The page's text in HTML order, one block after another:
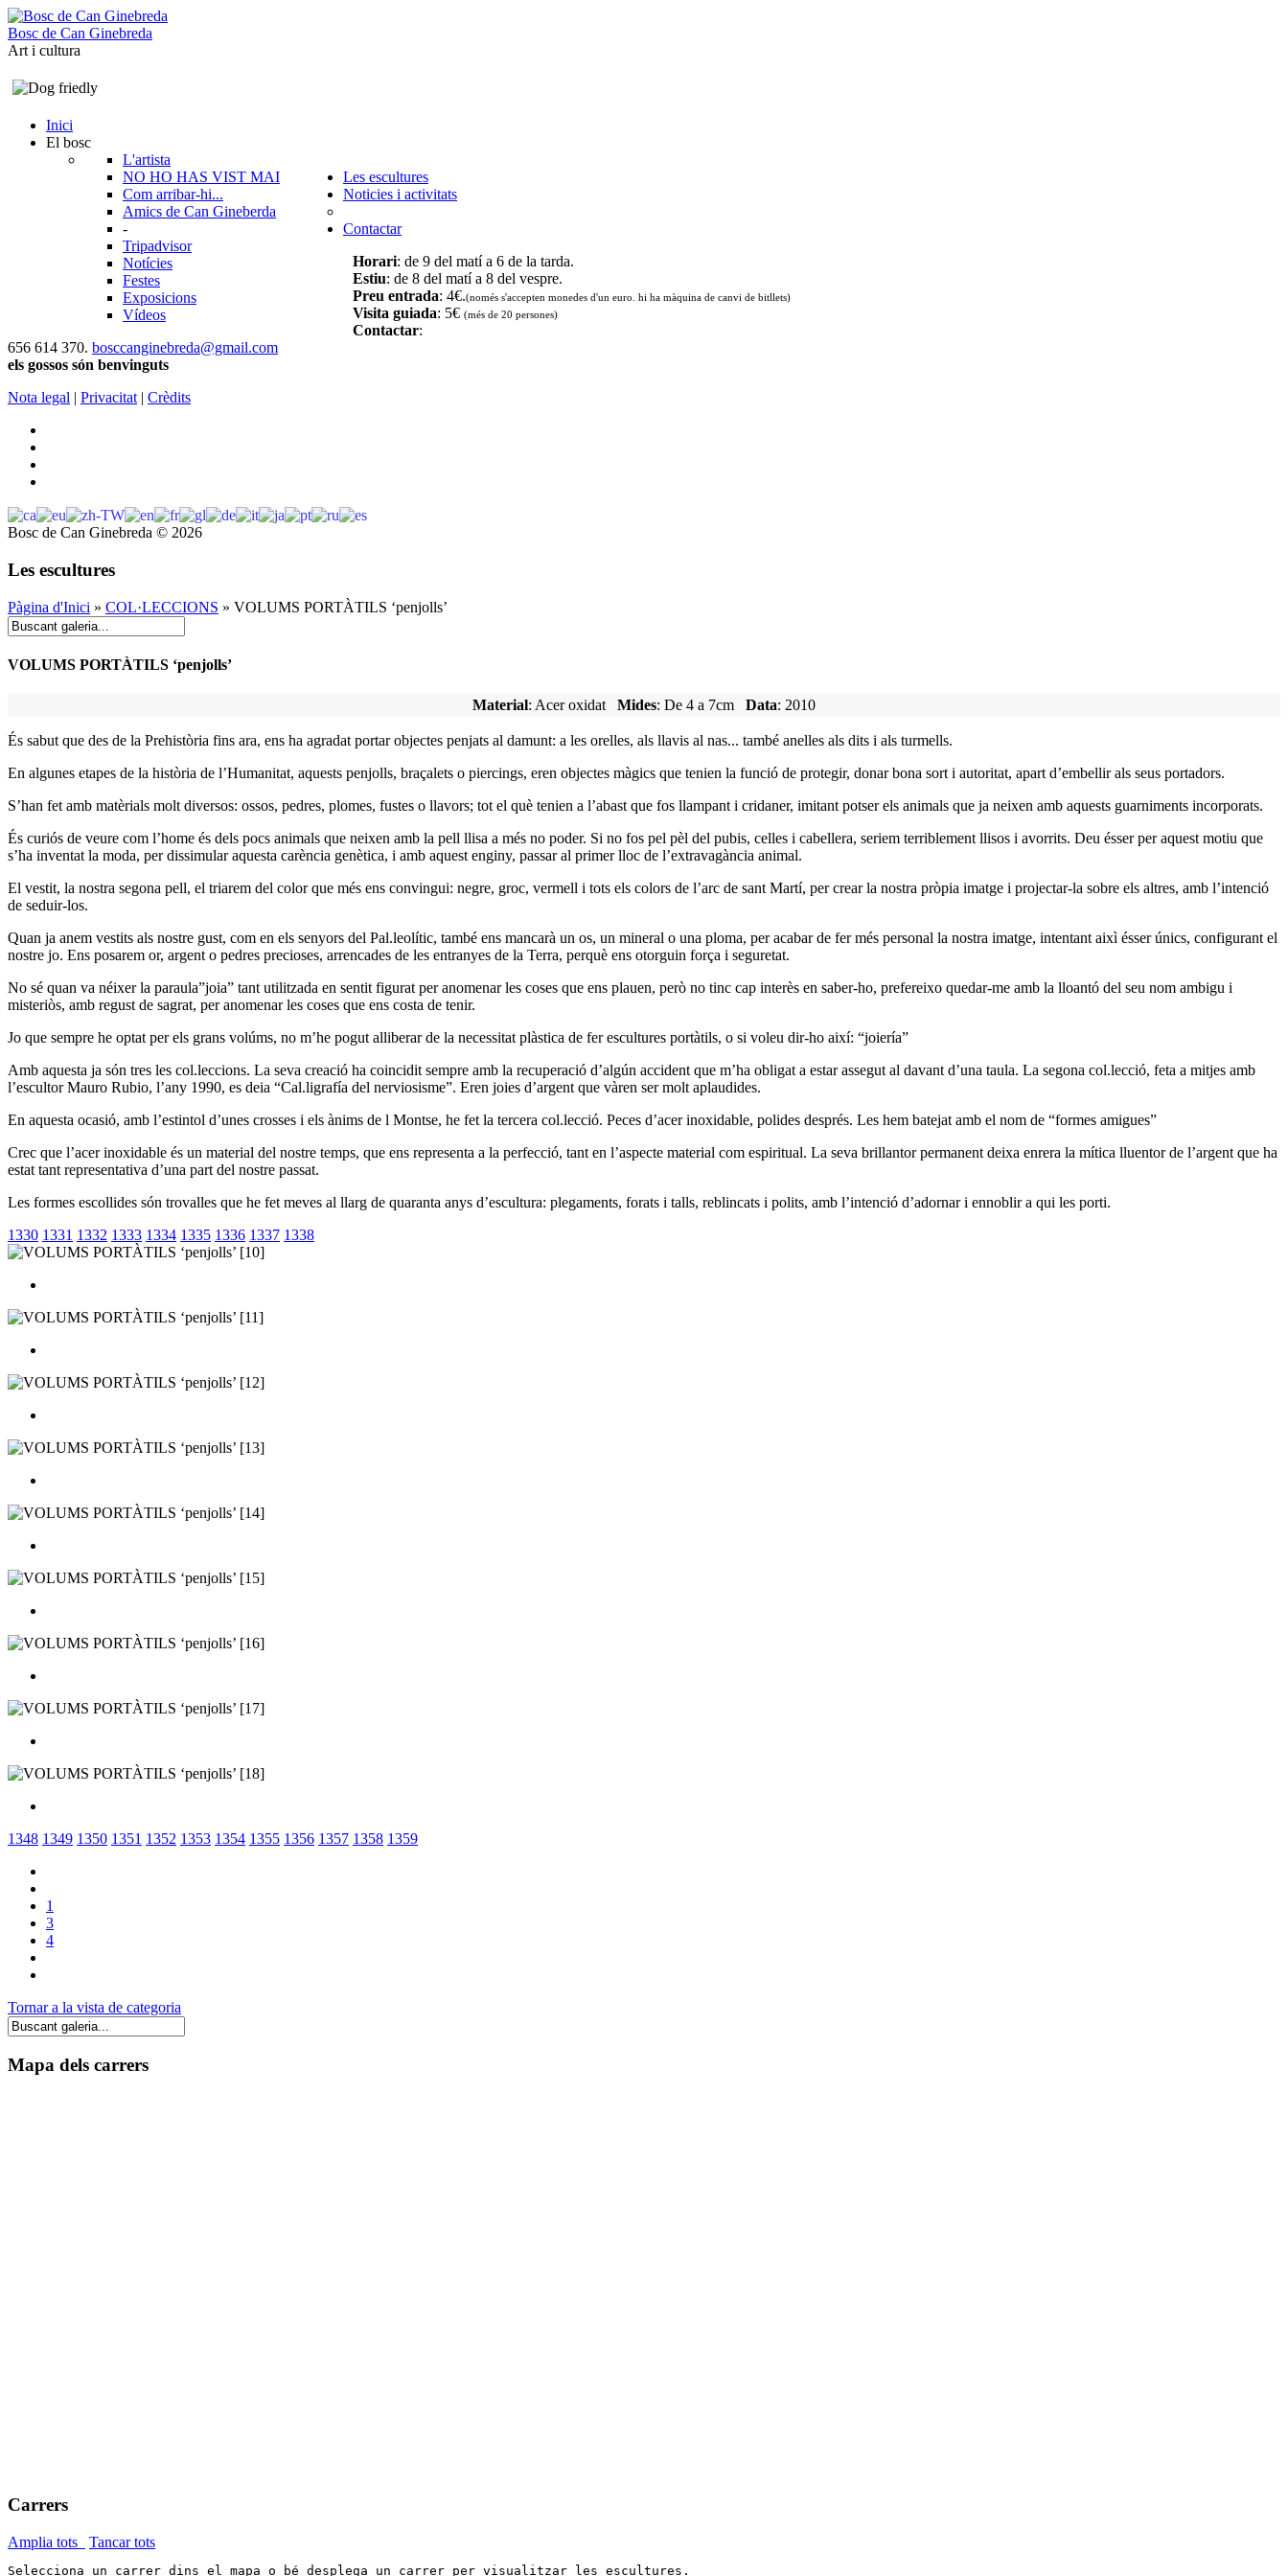
Bosc de Can Ginebreda
Art i cultura
Inici
El bosc
L'artista
NO HO HAS VIST MAI
Com arribar-hi...
Amics de Can Gineberda
-
Tripadvisor
Les escultures
Noticies i activitats
Notícies
Festes
Exposicions
Vídeos
Contactar
Horari: de 9 del matí a 6 de la tarda.
Estiu: de 8 del matí a 8 del vespre.
Preu entrada: 4€.(només s'accepten monedes d'un euro. hi ha màquina de canvi de bitllets)
Visita guiada: 5€ (més de 20 persones)
Contactar:
656 614 370. bosccanginebreda@gmail.com
els gossos són benvinguts
Nota legal | Privacitat | Crèdits
Bosc de Can Ginebreda © 2026
Les escultures
Pàgina d'Inici » COL·LECCIONS » VOLUMS PORTÀTILS ‘penjolls’
VOLUMS PORTÀTILS ‘penjolls’
Material: Acer oxidat Mides: De 4 a 7cm Data: 2010
És sabut que des de la Prehistòria fins ara, ens ha agradat portar objectes penjats al damunt: a les orelles, als llavis al nas... també anelles als dits i als turmells.
En algunes etapes de la història de l’Humanitat, aquests penjolls, braçalets o piercings, eren objectes màgics que tenien la funció de protegir, donar bona sort i autoritat, apart d’embellir als seus portadors.
S’han fet amb matèrials molt diversos: ossos, pedres, plomes, fustes o llavors; tot el què tenien a l’abast que fos llampant i cridaner, imitant potser els animals que ja neixen amb aquests guarniments incorporats.
És curiós de veure com l’home és dels pocs animals que neixen amb la pell llisa a més no poder. Si no fos pel pèl del pubis, celles i cabellera, seriem terriblement llisos i avorrits. Deu ésser per aquest motiu que
s’ha inventat la moda, per dissimular aquesta carència genètica, i amb aquest enginy, passar al primer lloc de l’extravagància animal.
El vestit, la nostra segona pell, el triarem del color que més ens convingui: negre, groc, vermell i tots els colors de l’arc de sant Martí, per crear la nostra pròpia imatge i projectar-la sobre els altres, amb l’intenció
de seduir-los.
Quan ja anem vestits als nostre gust, com en els senyors del Pal.leolític, també ens mancarà un os, un mineral o una ploma, per acabar de fer més personal la nostra imatge, intentant aixì ésser únics, configurant el
nostre jo. Ens posarem or, argent o pedres precioses, arrencades de les entranyes de la Terra, perquè ens otorguin força i seguretat.
No sé quan va néixer la paraula”joia” tant utilitzada en sentit figurat per anomenar les coses que ens plauen, però no tinc cap interès en saber-ho, prefereixo quedar-me amb la lloantó del seu nom ambigu i
misteriòs, amb regust de sagrat, per anomenar les coses que ens costa de tenir.
Jo que sempre he optat per els grans volúms, no m’he pogut alliberar de la necessitat plàstica de fer escultures portàtils, o si voleu dir-ho així: “joiería”
Amb aquesta ja són tres les col.leccions. La seva creació ha coincidit sempre amb la recuperació d’algún accident que m’ha obligat a estar assegut al davant d’una taula. La segona col.lecció, feta a mitjes amb
l’escultor Mauro Rubio, l’any 1990, es deia “Cal.ligrafía del nerviosisme”. Eren joies d’argent que vàren ser molt aplaudides.
En aquesta ocasió, amb l’estintol d’unes crosses i els ànims de l Montse, he fet la tercera col.lecció. Peces d’acer inoxidable, polides després. Les hem batejat amb el nom de “formes amigues”
Crec que l’acer inoxidable és un material del nostre temps, que ens representa a la perfecció, tant en l’aspecte material com espiritual. La seva brillantor permanent deixa enrera la mítica lluentor de l’argent que ha
estat tant representativa d’una part del nostre passat.
Les formes escollides són trovalles que he fet meves al llarg de quaranta anys d’escultura: plegaments, forats i talls, reblincats i polits, amb l’intenció d’adornar i ennoblir a qui les porti.
1330 1331 1332 1333 1334 1335 1336 1337 1338
1348 1349 1350 1351 1352 1353 1354 1355 1356 1357 1358 1359
1
3
4
Tornar a la vista de categoria
Mapa dels carrers
Carrers
Amplia tots Tancar tots
Selecciona un carrer dins el mapa o bé desplega un carrer per visualitzar les escultures.